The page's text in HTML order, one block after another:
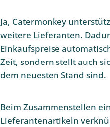
Ja, Catermonkey
weitere Lieferanten.
Einkaufspreise
Zeit, sondern stellt auch
dem neuesten Stand sind.
Beim Zusammenstellen
Lieferantenartikeln